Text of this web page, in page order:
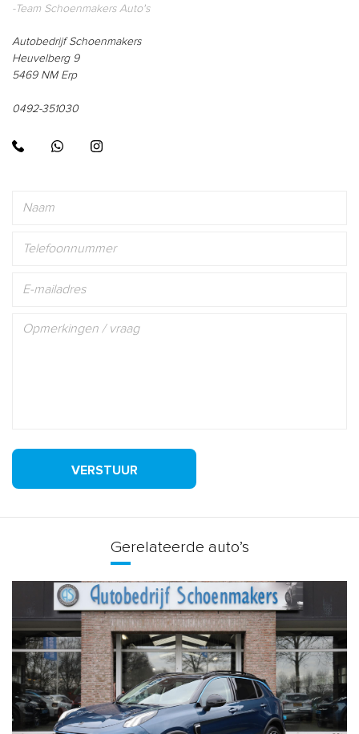
-Team Schoenmakers Auto's
Autobedrijf Schoenmakers
Heuvelberg 9
5469 NM Erp
0492-351030
VERSTUUR
Gerelateerde auto’s